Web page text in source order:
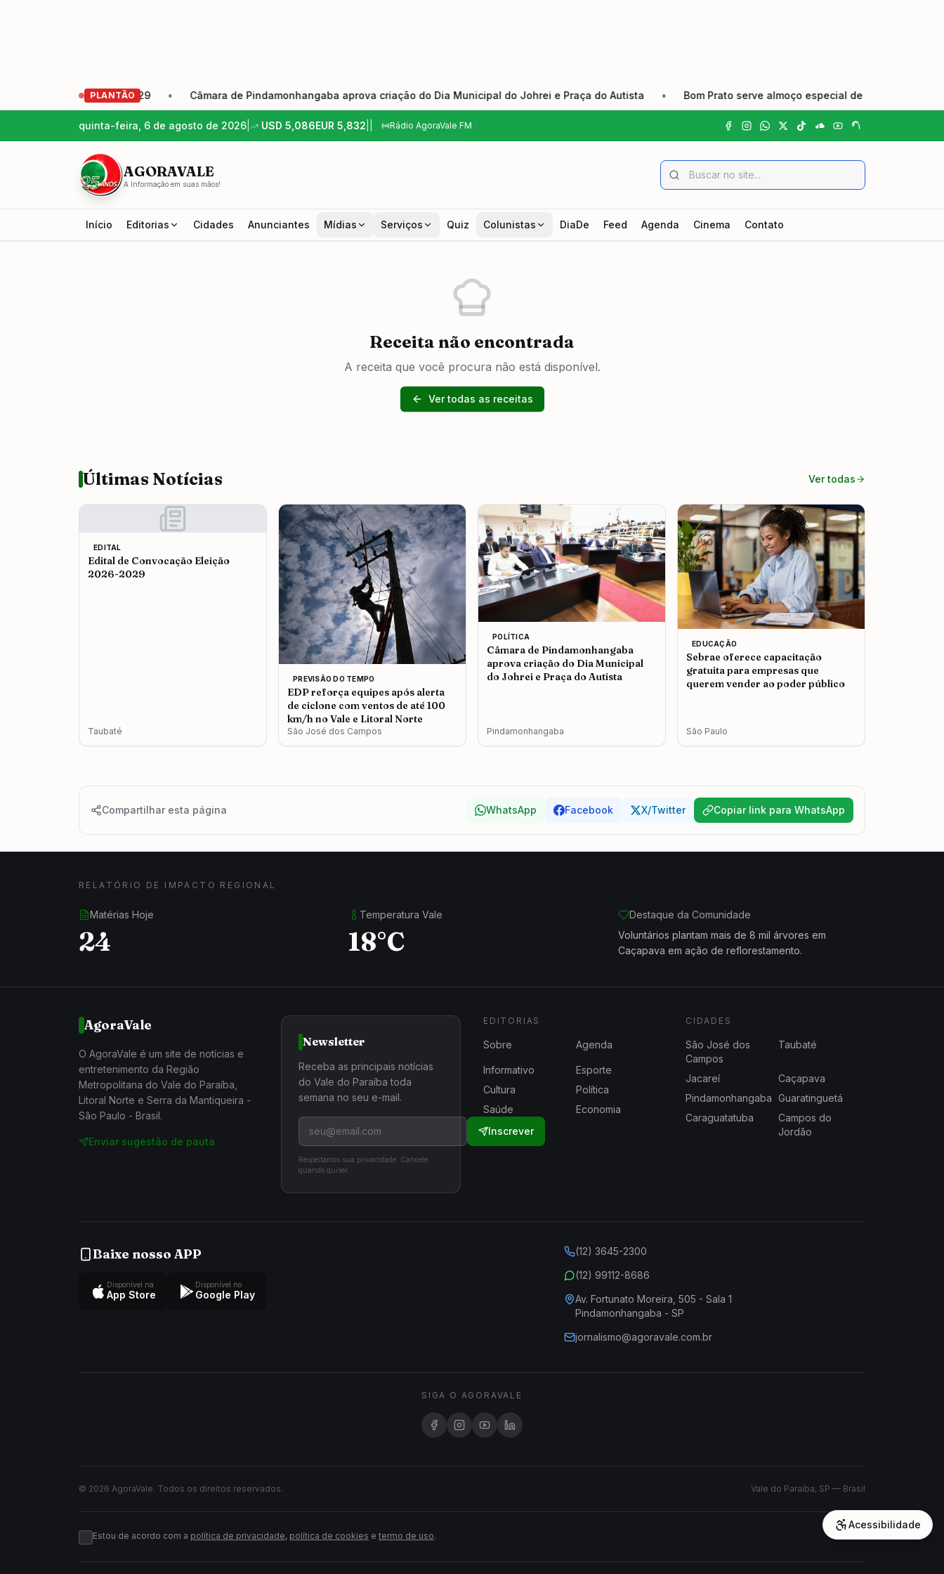
PLANTÃO
Eleição 2026-2029 • Câmara de Pindamonhangaba aprova criação do Dia Municipal do Johrei e Praça do Autista • Bom Prato serve almoço especial de Dia dos Pais nas
quinta-feira, 6 de agosto de 2026 USD 5,086EUR 5,832 Rádio AgoraVale FM
AGORAVALE
A Informação em suas mãos!
Início Editorias Cidades Anunciantes Mídias Serviços Quiz Colunistas DiaDe Feed Agenda Cinema Contato
Receita não encontrada
A receita que você procura não está disponível.
Ver todas as receitas
Últimas Notícias Ver todas
EDITAL
Edital de Convocação Eleição
2026-2029
Taubaté
PREVISÃO DO TEMPO
EDP reforça equipes após alerta
de ciclone com ventos de até 100
km/h no Vale e Litoral Norte
São José dos Campos
POLÍTICA
Câmara de Pindamonhangaba
aprova criação do Dia Municipal
do Johrei e Praça do Autista
Pindamonhangaba
EDUCAÇÃO
Sebrae oferece capacitação
gratuita para empresas que
querem vender ao poder público
São Paulo
Compartilhar esta página WhatsApp Facebook X/Twitter Copiar link para WhatsApp
RELATÓRIO DE IMPACTO REGIONAL
Matérias Hoje
24
Temperatura Vale
18°C
Destaque da Comunidade
Voluntários plantam mais de 8 mil árvores em
Caçapava em ação de reflorestamento.
AgoraVale
O AgoraVale é um site de notícias e
entretenimento da Região
Metropolitana do Vale do Paraíba,
Litoral Norte e Serra da Mantiqueira -
São Paulo - Brasil.
Enviar sugestão de pauta
Newsletter
Receba as principais notícias
do Vale do Paraíba toda
semana no seu e-mail.
Inscrever
Respeitamos sua privacidade. Cancele
quando quiser.
EDITORIAS
Sobre Agenda
Informativo
Esporte
Cultura
Política
Saúde
Economia
CIDADES
São José dos
Campos
Taubaté
Jacareí
Caçapava
Pindamonhangaba Guaratinguetá
Caraguatatuba
Campos do
Jordão
Baixe nosso APP
Disponível na
App Store
Disponível no
Google Play
(12) 3645-2300
(12) 99112-8686
Av. Fortunato Moreira, 505 - Sala 1
Pindamonhangaba - SP
jornalismo@agoravale.com.br
SIGA O AGORAVALE
© 2026 AgoraVale. Todos os direitos reservados. Vale do Paraíba, SP — Brasil
Estou de acordo com a política de privacidade, política de cookies e termo de uso.
Acessibilidade